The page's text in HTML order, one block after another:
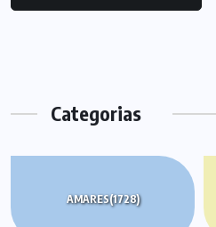
Categorias
AMARES(1728)